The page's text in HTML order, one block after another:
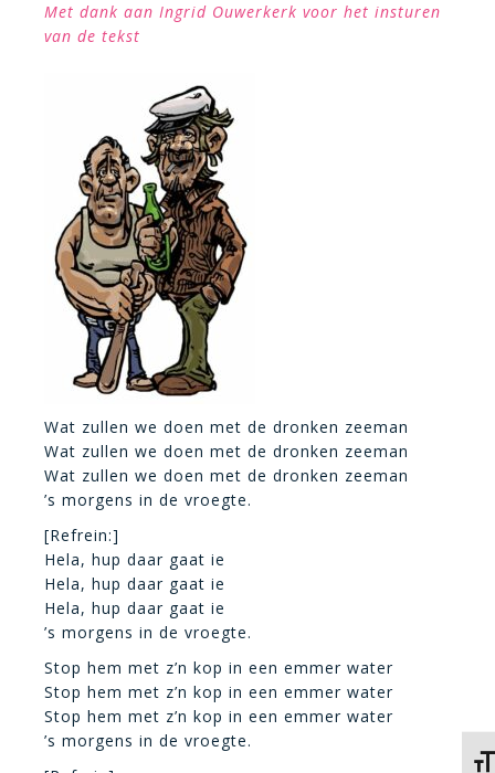
Met dank aan Ingrid Ouwerkerk voor het insturen
van de tekst
Wat zullen we doen met de dronken zeeman
Wat zullen we doen met de dronken zeeman
Wat zullen we doen met de dronken zeeman
’s morgens in de vroegte.
[Refrein:]
Hela, hup daar gaat ie
Hela, hup daar gaat ie
Hela, hup daar gaat ie
’s morgens in de vroegte.
Stop hem met z’n kop in een emmer water
Stop hem met z’n kop in een emmer water
Stop hem met z’n kop in een emmer water
’s morgens in de vroegte.